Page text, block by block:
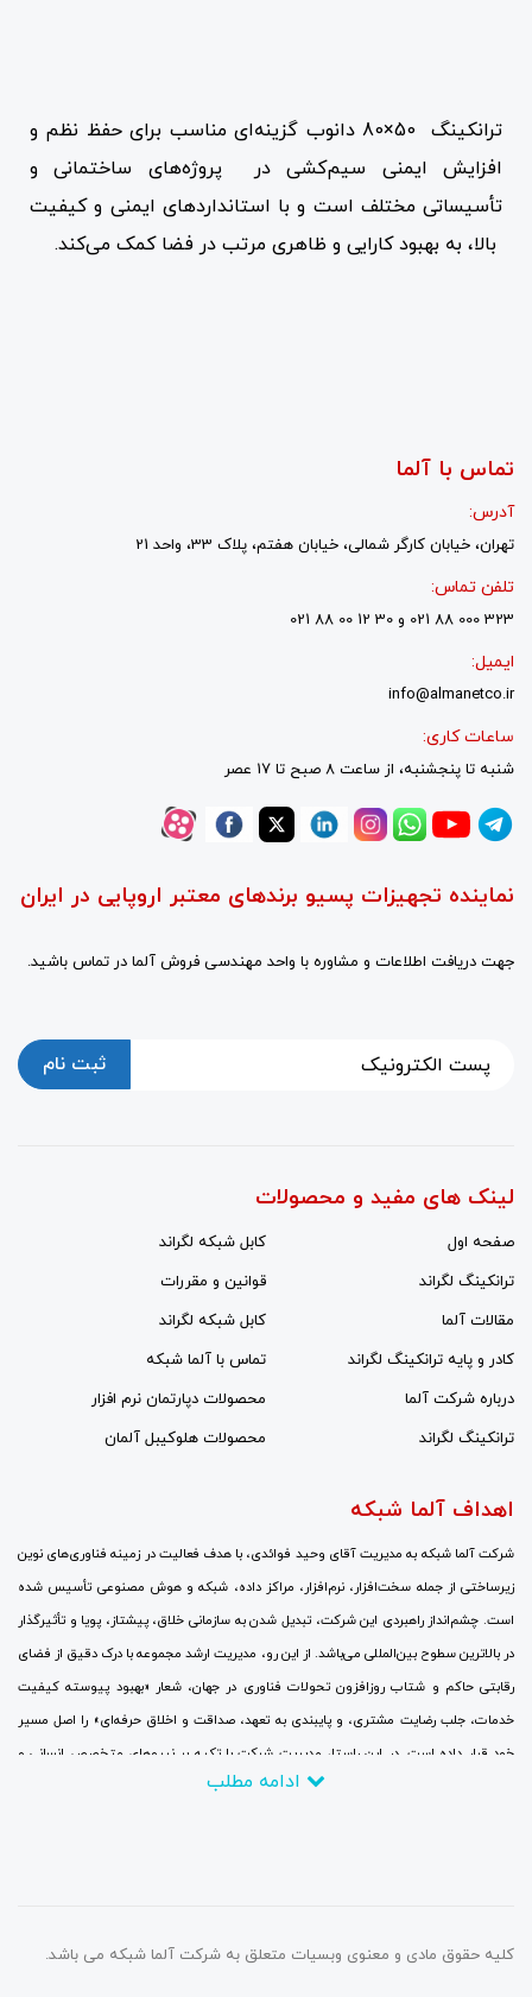
ترانکینگ 50×80 دانوب گزینه‌ای مناسب برای حفظ نظم و
افزایش ایمنی سیم‌کشی در پروژه‌های ساختمانی و
تأسیساتی مختلف است و با استانداردهای ایمنی و کیفیت
بالا، به بهبود کارایی و ظاهری مرتب در فضا کمک می‌کند.
تماس با آلما
آدرس:
تهران، خیابان کارگر شمالی، خیابان هفتم، پلاک 33، واحد 21
تلفن تماس:
323 000 88 021 و 30 12 00 88 021
ایمیل:
info@almanetco.ir
ساعات کاری:
شنبه تا پنجشنبه، از ساعت 8 صبح تا 17 عصر
نماینده تجهیزات پسیو برندهای معتبر اروپایی در ایران
جهت دریافت اطلاعات و مشاوره با واحد مهندسی فروش آلما در تماس باشید.
ثبت نام
لینک های مفید و محصولات
صفحه اول
کابل شبکه لگراند
ترانکینگ لگراند
قوانین و مقررات
مقالات آلما
کابل شبکه لگراند
کادر و پایه ترانکینگ لگراند
تماس با آلما شبکه
درباره شرکت آلما
محصولات دپارتمان نرم افزار
ترانکینگ لگراند
محصولات هلوکیبل آلمان
اهداف آلما شبکه
شرکت آلما شبکه به مدیریت آقای وحید فوائدی، با هدف فعالیت در زمینه فناوری‌های نوین
زیرساختی از جمله سخت‌افزار، نرم‌افزار، مراکز داده، شبکه و هوش مصنوعی تأسیس شده
است. چشم‌انداز راهبردی این شرکت، تبدیل شدن به سازمانی خلاق، پیشتاز، پویا و تأثیرگذار
در بالاترین سطوح بین‌المللی می‌باشد. از این رو، مدیریت ارشد مجموعه با درک دقیق از فضای
رقابتی حاکم و شتاب روزافزون تحولات فناوری در جهان، شعار «بهبود پیوسته کیفیت
خدمات، جلب رضایت مشتری، و پایبندی به تعهد، صداقت و اخلاق حرفه‌ای» را اصل مسیر
خود قرار داده است. در این راستا، مدیریت شرکت با تکیه بر نیروهای متخصص انسانی و
سرمایه‌گذاری مالی گسترده، جایگزینی نگرش‌های نوین به جای رویکردهای سنتی، برقراری
فناوری اطلاعات تبدیل گردد.
کلیه حقوق مادی و معنوی وبسیات متعلق به شرکت آلما شبکه می باشد.